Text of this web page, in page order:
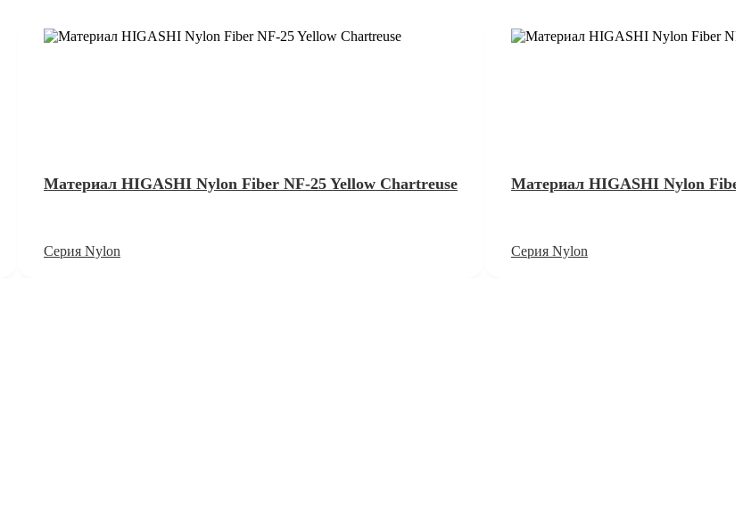
Материал HIGASHI Nylon Fiber NF-25 Yellow Chartreuse
Серия Nylon
Материал HIGASHI Nylon
Серия Nylon